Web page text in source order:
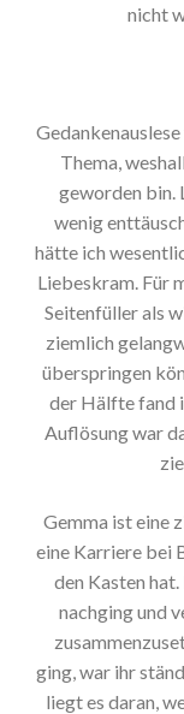
nicht
Thema,
geworden bin.
wenig
hätte ich
Liebeskram. Für
Seitenfüller als
ziemlich
überspringen
der Hälfte fand
Auflösung war
Gemma ist eine
eine Karriere bei
den Kasten
nachging und
ging, war ihr
liegt es daran,